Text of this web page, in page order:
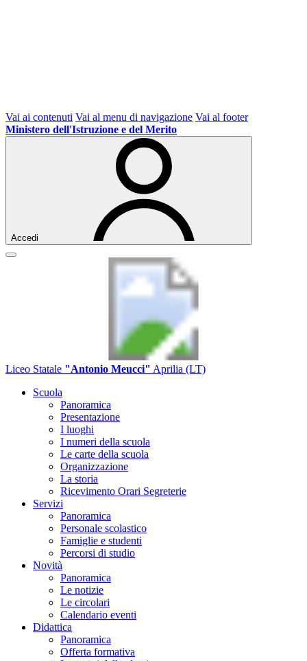
Vai ai contenuti Vai al menu di navigazione Vai al footer
Ministero dell'Istruzione e del Merito
Accedi
Liceo Statale "Antonio Meucci" Aprilia (LT)
Scuola
Panoramica
Presentazione
I luoghi
I numeri della scuola
Le carte della scuola
Organizzazione
La storia
Ricevimento Orari Segreterie
Servizi
Panoramica
Personale scolastico
Famiglie e studenti
Percorsi di studio
Novità
Panoramica
Le notizie
Le circolari
Calendario eventi
Didattica
Panoramica
Offerta formativa